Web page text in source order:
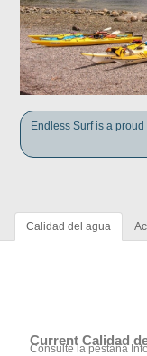
Endless Surf is a
Calidad del agua
Current Calidad
Consulte la pestaña